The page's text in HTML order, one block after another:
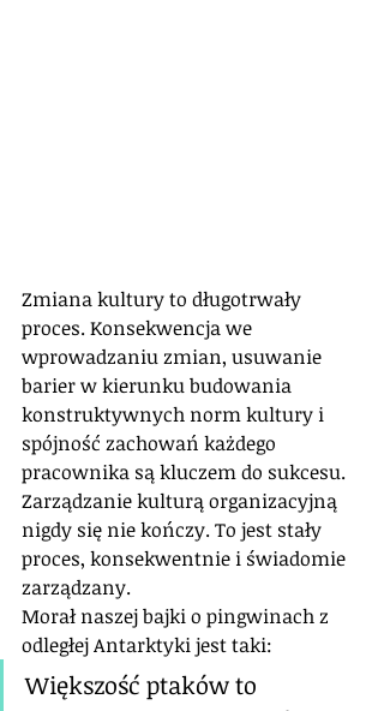
Zmiana kultury to długotrwały
proces. Konsekwencja we
wprowadzaniu zmian, usuwanie
barier w kierunku budowania
konstruktywnych norm kultury i
spójność zachowań każdego
pracownika są kluczem do sukcesu.
Zarządzanie kulturą organizacyjną
nigdy się nie kończy. To jest stały
proces, konsekwentnie i świadomie
zarządzany.
Morał naszej bajki o pingwinach z
odległej Antarktyki jest taki:
Większość ptaków to